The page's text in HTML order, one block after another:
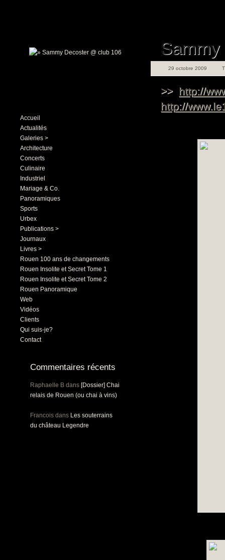
Accueil
Actualités
Galeries >
Architecture
Concerts
Culinaire
Industriel
Mariage & Co.
Panoramiques
Sports
Urbex
Publications >
Journaux
Livres >
Rouen 100 ans de changements
Rouen Insolite et Secret Tome 1
Rouen Insolite et Secret Tome 2
Rouen Panoramique
Web
Vidéos
Clients
Qui suis-je?
Contact
Commentaires récents
Raphaelle B dans [Dossier] Chai
relais de Rouen (ou chai à vins)
Francois dans Les souterrains
du château Legendre
29 octobre 2009
>> http://
http://